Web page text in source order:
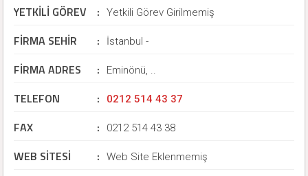
YETKİLİ GÖREV : Yetkili Görev Girilmemiş
FİRMA SEHİR : İstanbul -
FİRMA ADRES : Eminönü, ..
TELEFON : 0212 514 43 37
FAX : 0212 514 43 38
WEB SİTESİ : Web Site Eklenmemiş